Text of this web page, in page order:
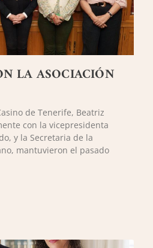
LA ASOCIACIÓN
de Tenerife, Beatriz
con la vicepresidenta
y la Secretaria de la
mantuvieron el pasado